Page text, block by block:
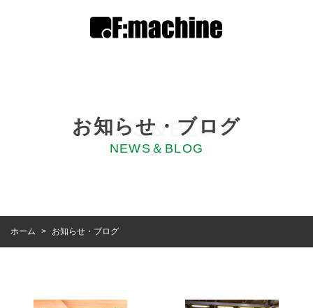
お知らせ・ブログ
NEWS＆BLOG
NEWS＆BLOG
ホーム > お知らせ・ブログ